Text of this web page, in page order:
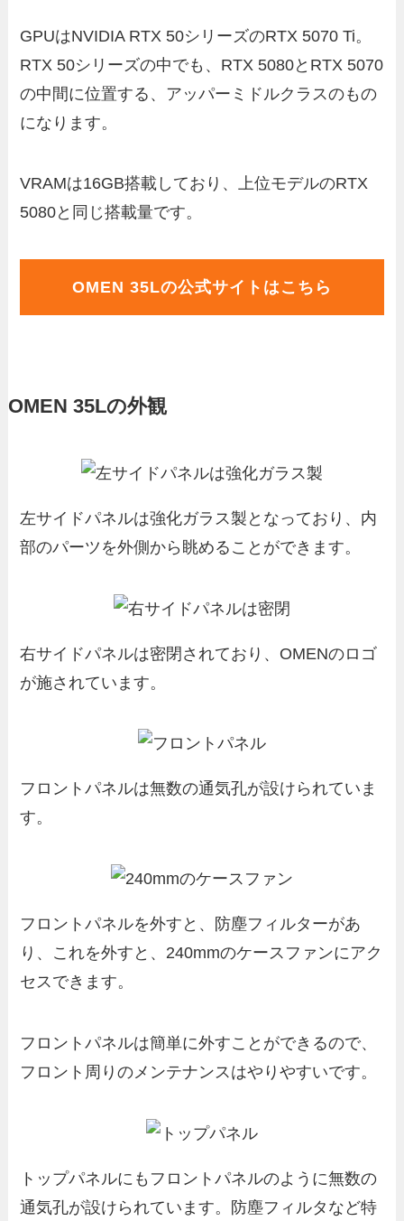
GPUはNVIDIA RTX 50シリーズのRTX 5070 Ti。
RTX 50シリーズの中でも、RTX 5080とRTX 5070
の中間に位置する、アッパーミドルクラスのもの
になります。
VRAMは16GB搭載しており、上位モデルのRTX
5080と同じ搭載量です。
OMEN 35Lの公式サイトはこちら
OMEN 35Lの外観
左サイドパネルは強化ガラス製となっており、内
部のパーツを外側から眺めることができます。
右サイドパネルは密閉されており、OMENのロゴ
が施されています。
フロントパネルは無数の通気孔が設けられていま
す。
フロントパネルを外すと、防塵フィルターがあ
り、これを外すと、240mmのケースファンにアク
セスできます。
フロントパネルは簡単に外すことができるので、
フロント周りのメンテナンスはやりやすいです。
トップパネルにもフロントパネルのように無数の
通気孔が設けられています。防塵フィルタなど特